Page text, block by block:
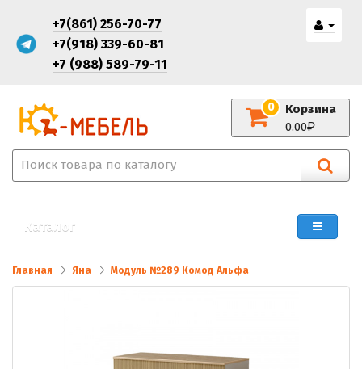
+7(861) 256-70-77
+7(918) 339-60-81
+7 (988) 589-79-11
Корзина
0
0.00
Каталог
Главная Яна Модуль №289 Комод Альфа